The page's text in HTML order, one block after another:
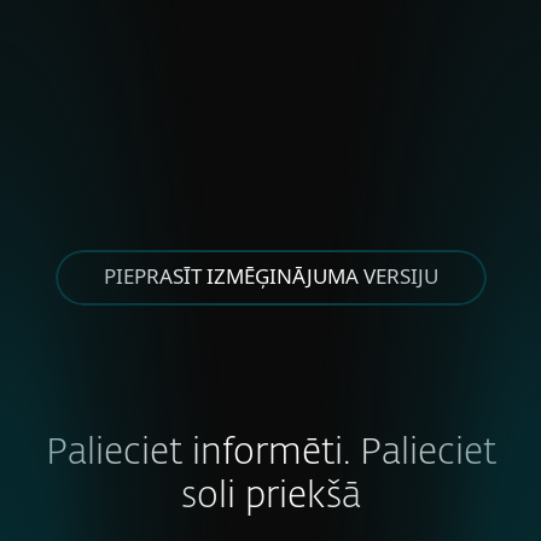
CITAS AUSTRUMĀZIJAS GRUPAS
DeceptiveDevelopment
PIEPRASĪT IZMĒĢINĀJUMA VERSIJU
Palieciet informēti. Palieciet
soli priekšā